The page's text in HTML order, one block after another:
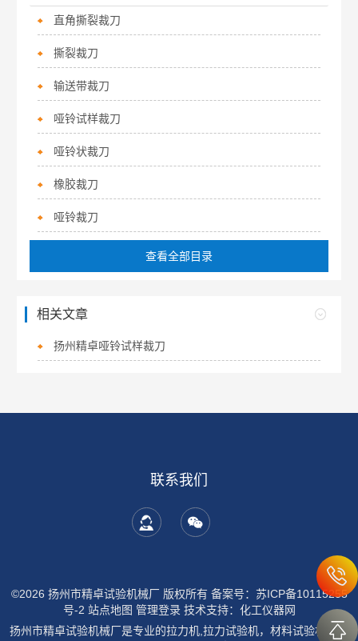
直角撕裂裁刀
撕裂裁刀
输送带裁刀
哑铃试样裁刀
哑铃状裁刀
橡胶裁刀
哑铃裁刀
查看全部目录
相关文章
扬州精卓哑铃试样裁刀
联系我们
©2026 扬州市精卓试验机械厂 版权所有 备案号：苏ICP备10115255
号-2 站点地图 管理登录技术支持： 化工仪器网
扬州市精卓试验机械厂是专业的拉力机,拉力试验机，材料试验机，试